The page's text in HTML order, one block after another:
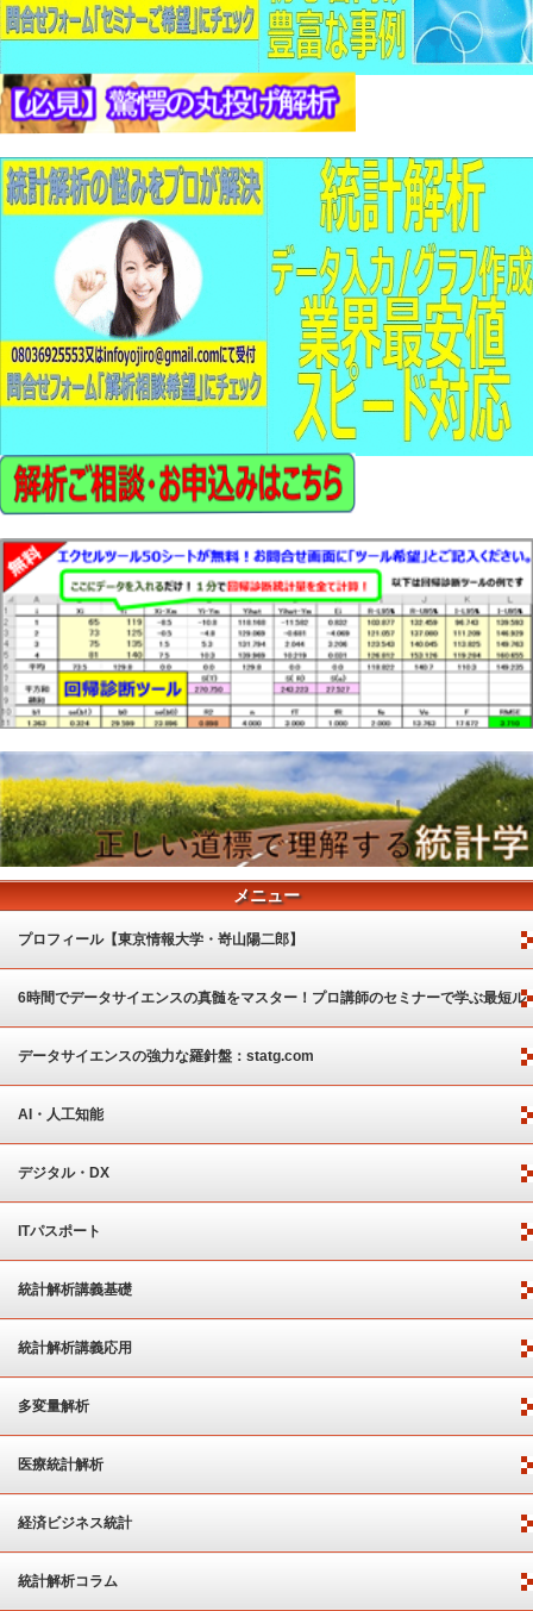
メニュー
プロフィール【東京情報大学・嵜山陽二郎】
6時間でデータサイエンスの真髄をマスター！プロ講師のセミナーで学ぶ最短ル
ート
データサイエンスの強力な羅針盤：statg.com
AI・人工知能
デジタル・DX
ITパスポート
統計解析講義基礎
統計解析講義応用
多変量解析
医療統計解析
経済ビジネス統計
統計解析コラム